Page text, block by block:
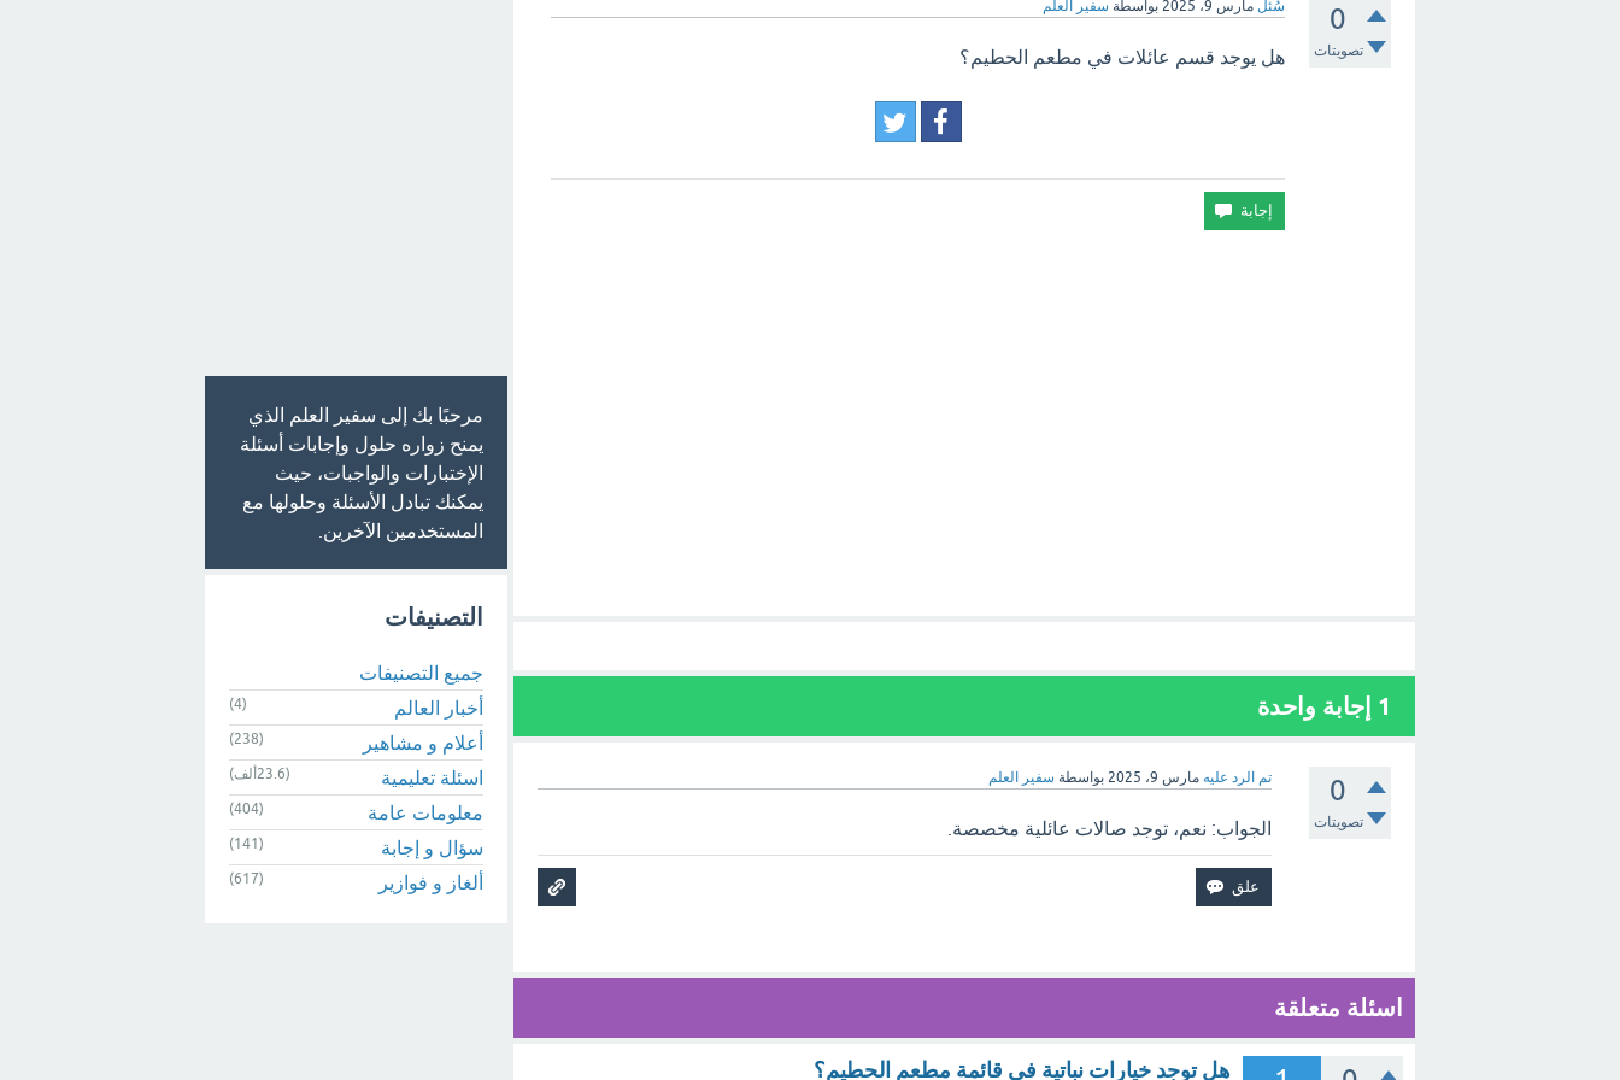
0
تصويتات
سُئل مارس 9، 2025 بواسطة سفير العلم
هل يوجد قسم عائلات في مطعم الحطيم؟
1 إجابة واحدة
0
تصويتات
تم الرد عليه مارس 9، 2025 بواسطة سفير العلم
الجواب: نعم، توجد صالات عائلية مخصصة.
اسئلة متعلقة
هل توجد خيارات نباتية في قائمة مطعم الحطيم؟
مرحبًا بك إلى سفير العلم الذي
يمنح زواره حلول وإجابات أسئلة
الإختبارات والواجبات، حيث
يمكنك تبادل الأسئلة وحلولها مع
المستخدمين الآخرين.
التصنيفات
جميع التصنيفات
أخبار العالم
(4)
أعلام و مشاهير (238)
اسئلة تعليمية (23.6ألف)
معلومات عامة (404)
سؤال و إجابة (141)
ألغاز و فوازير (617)